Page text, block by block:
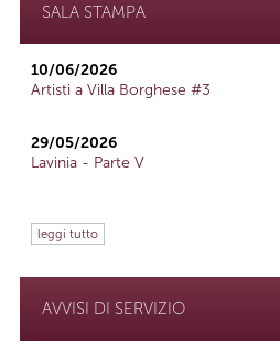
SALA STAMPA
10/06/2026
Artisti a Villa Borghese #3
29/05/2026
Lavinia - Parte V
leggi tutto
AVVISI DI SERVIZIO